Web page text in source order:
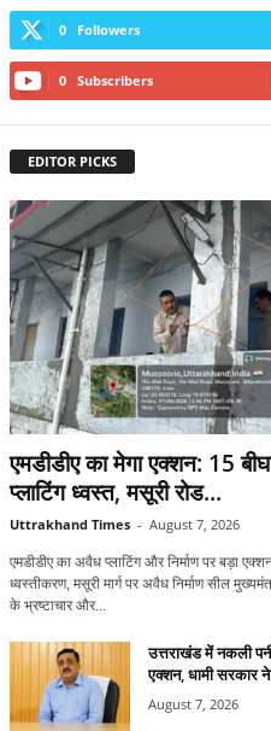
0 Followers
0 Subscribers
EDITOR PICKS
एमडीडीए का मेगा एक्शन: 15
प्लाटिंग ध्वस्त, मसूरी रोड...
Uttrakhand Times - August 7, 2026
एमडीडीए का अवैध प्लाटिंग और निर्माण पर बड़ा
ध्वस्तीकरण, मसूरी मार्ग पर अवैध निर्माण सील
के भ्रष्टाचार और...
उत्तराखंड में नकली
एक्शन, धामी सरकार
August 7, 2026